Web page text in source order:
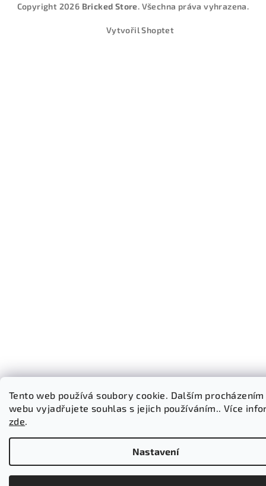
Tento web používá soubory cookie. Dalším
webu vyjadřujete souhlas s jejich používáním.. Více
zde.
Nastavení
Copyright 2026 Bricked Store. Všechna práva vyhrazena.
Vytvořil Shoptet